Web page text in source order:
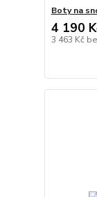
Boty na
4 190
3 463 Kč